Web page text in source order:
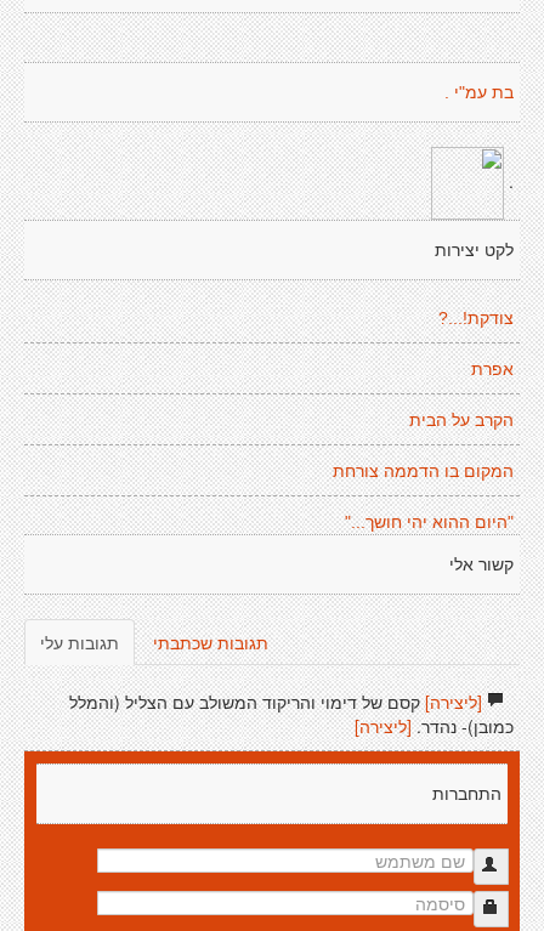
בת עמ"י .
.
לקט יצירות
צודקת!...?
אפרת
הקרב על הבית
המקום בו הדממה צורחת
"היום ההוא יהי חושך..."
קשור אלי
תגובות עלי תגובות שכתבתי
[ליצירה]קסם של דימוי והריקוד המשולב עם הצליל (והמלל
כמובן)- נהדר. [ליצירה]
התחברות